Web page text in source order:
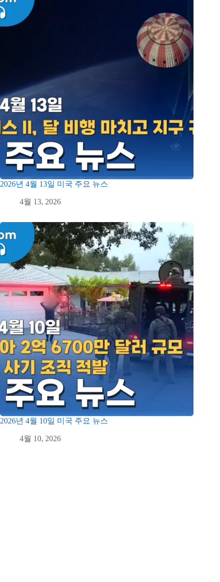
2026년 4월 13일 미국 주요 뉴스
4월 13, 2026
2026년 4월 10일 미국 주요 뉴스
4월 10, 2026